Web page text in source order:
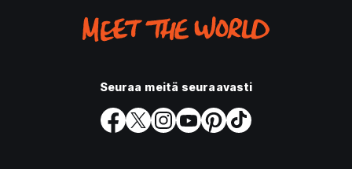
Seuraa meitä seuraavasti